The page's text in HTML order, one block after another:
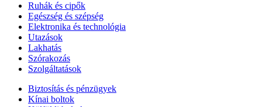
Ruhák és cipők
Egészség és szépség
Elektronika és technológia
Utazások
Lakhatás
Szórakozás
Szolgáltatások
Biztosítás és pénzügyek
Kínai boltok